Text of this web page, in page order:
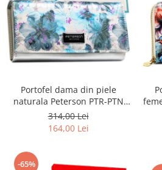
Portofel dama din piele
naturala Peterson PTR-PTN
PX27-1-NPK BLUE
314,00 Lei
164,00 Lei
-65%